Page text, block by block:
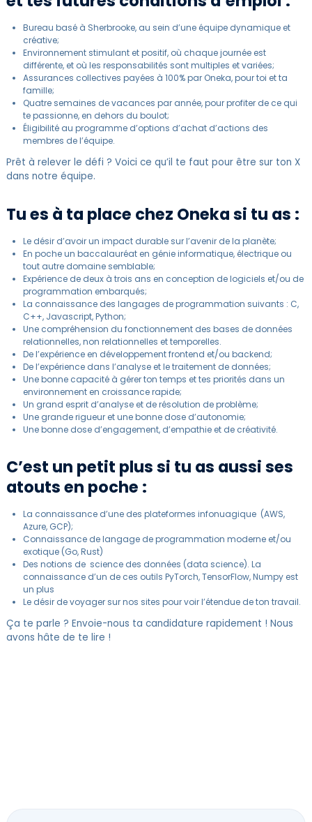
Bureau basé à Sherbrooke, au sein d’une équipe dynamique et
créative;
Environnement stimulant et positif, où chaque journée est
différente, et où les responsabilités sont multiples et variées;
Assurances collectives payées à 100% par Oneka, pour toi et ta
famille;
Quatre semaines de vacances par année, pour profiter de ce qui
te passionne, en dehors du boulot;
Éligibilité au programme d’options d’achat d’actions des
membres de l’équipe.
Prêt à relever le défi ? Voici ce qu’il te faut pour être sur ton X
dans notre équipe.
Tu es à ta place chez Oneka si tu as :
Le désir d’avoir un impact durable sur l’avenir de la planète;
En poche un baccalauréat en génie informatique, électrique ou
tout autre domaine semblable;
Expérience de deux à trois ans en conception de logiciels et/ou de
programmation embarqués;
La connaissance des langages de programmation suivants : C,
C++, Javascript, Python;
Une compréhension du fonctionnement des bases de données
relationnelles, non relationnelles et temporelles.
De l’expérience en développement frontend et/ou backend;
De l’expérience dans l’analyse et le traitement de données;
Une bonne capacité à gérer ton temps et tes priorités dans un
environnement en croissance rapide;
Un grand esprit d’analyse et de résolution de problème;
Une grande rigueur et une bonne dose d’autonomie;
Une bonne dose d’engagement, d’empathie et de créativité.
C’est un petit plus si tu as aussi ses
atouts en poche :
La connaissance d’une des plateformes infonuagique (AWS,
Azure, GCP);
Connaissance de langage de programmation moderne et/ou
exotique (Go, Rust)
Des notions de science des données (data science). La
connaissance d’un de ces outils PyTorch, TensorFlow, Numpy est
un plus
Le désir de voyager sur nos sites pour voir l’étendue de ton travail.
Ça te parle ? Envoie-nous ta candidature rapidement ! Nous
avons hâte de te lire !